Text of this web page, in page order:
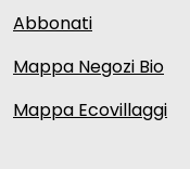
Abbonati
Mappa Negozi Bio
Mappa Ecovillaggi